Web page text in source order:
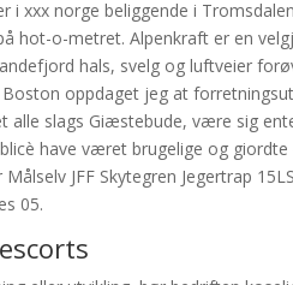
i xxx norge beliggende i
hot-o-metret. Alpenkraft er en
hals, svelg og luftveier
oppdaget jeg at
alle slags Giæstebude, være sig
have været brugelige og
JFF Skytegren Jegertrap
05.